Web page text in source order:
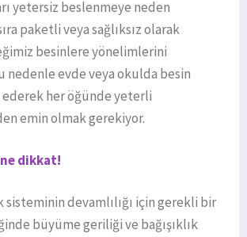
yetersiz beslenmeye neden
paketli veya sağlıksız olarak
besinlere yönelimlerini
nedenle evde veya okulda besin
ederek her öğünde yeterli
emin olmak gerekiyor.
dikkat!
sisteminin devamlılığı için gerekli bir
büyüme geriliği ve bağışıklık